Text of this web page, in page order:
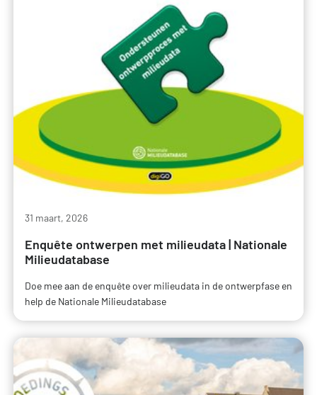
31 maart, 2026
Enquête ontwerpen met milieudata | Nationale
Milieudatabase
Doe mee aan de enquête over milieudata in de ontwerpfase en
help de Nationale Milieudatabase